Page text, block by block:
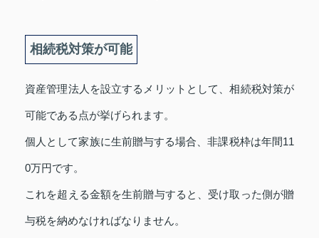
相続税対策が可能
資産管理法人を設立するメリットとして、相続税対策が
可能である点が挙げられます。
個人として家族に生前贈与する場合、非課税枠は年間11
0万円です。
これを超える金額を生前贈与すると、受け取った側が贈
与税を納めなければなりません。